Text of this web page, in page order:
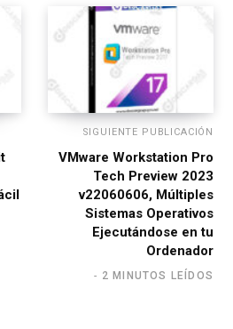
SIGUIENTE PUBLICACIÓN
VMware Workstation Pro
Tech Preview 2023
v22060606, Múltiples
Sistemas Operativos
Ejecutándose en tu
Ordenador
2 MINUTOS LEÍDOS